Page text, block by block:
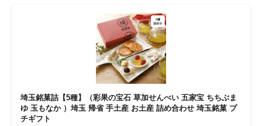
埼玉銘菓詰【5種】（彩果の宝石 草加せんべい 五家宝 ちちぶま
ゆ 玉もなか ）埼玉 帰省 手土産 お土産 詰め合わせ 埼玉銘菓 プ
チギフト